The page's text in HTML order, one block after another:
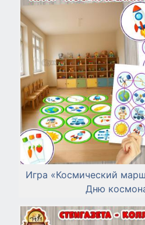
Игра «Космический
Дню